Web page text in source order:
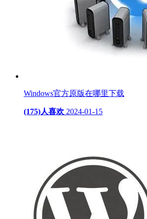
Windows官方原版在哪里下载
(175)人喜欢 2024-01-15